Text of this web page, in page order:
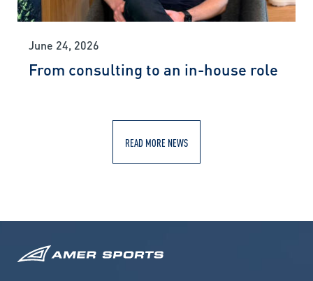
June 24, 2026
From consulting to an in-house role
READ MORE NEWS